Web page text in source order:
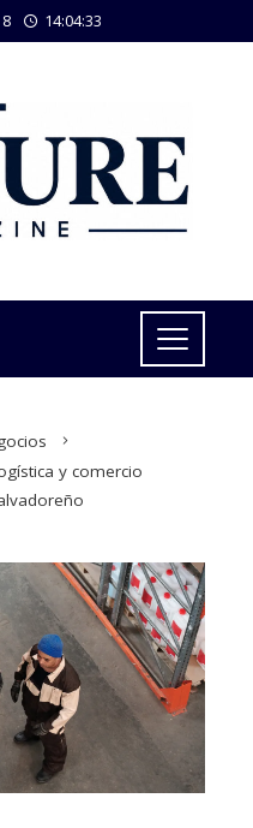
14:04:33
y comercio